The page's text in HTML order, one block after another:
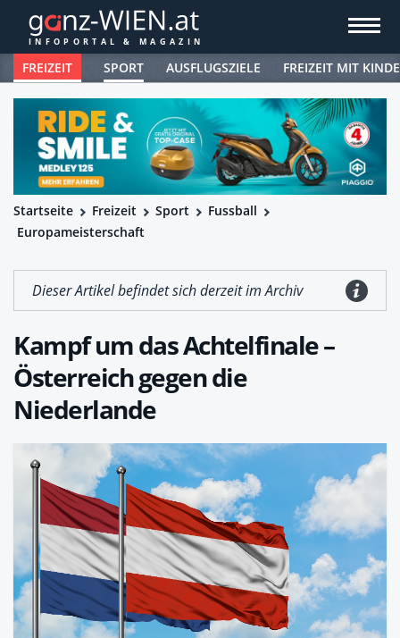
FREIZEIT SPORT AUSFLUGSZIELE FREIZEIT MIT
Startseite Freizeit Sport
Fussball
Europameisterschaft
Dieser Artikel befindet sich derzeit im Archiv
Kampf um das Achtelfinale –
Österreich gegen die
Niederlande